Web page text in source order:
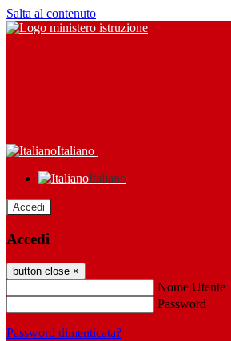
Salta al contenuto
Italiano
Italiano
Accedi
Accedi
button close ×
Nome Utente
Password
Password dimenticata?